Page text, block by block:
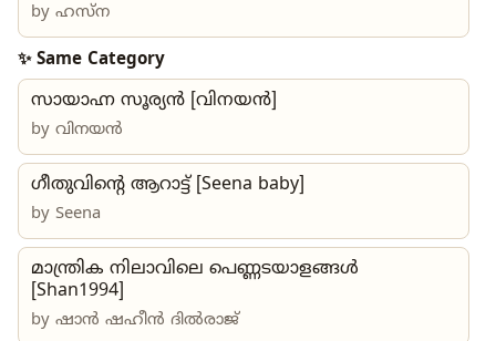
by ഹസ്ന
✨ Same Category
സായാഹ്ന സൂര്യൻ [വിനയൻ]
by വിനയൻ
ഗീതുവിന്റെ ആറാട്ട് [Seena baby]
by Seena
മാന്ത്രിക നിലാവിലെ പെണ്ണടയാളങ്ങൾ
[Shan1994]
by ഷാൻ ഷഹീൻ ദിൽരാജ്